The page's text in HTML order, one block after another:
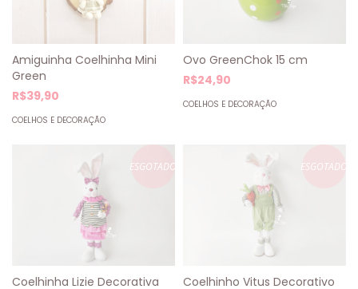
Amiguinha Coelhinha Mini
Green
R$39,90
COELHOS E DECORAÇÃO
Ovo GreenChok 15 cm
R$24,90
COELHOS E DECORAÇÃO
ESGOTADO
Coelhinha Lizie Decorativa
ESGOTADO
Coelhinho Vitus Decorativo